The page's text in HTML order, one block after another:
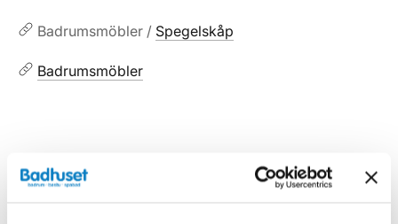
Badrumsmöbler / Spegelskåp
Badrumsmöbler
Liknande produkter